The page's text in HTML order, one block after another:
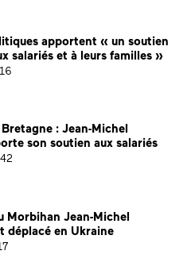
apportent « un soutien
salariés et à leurs familles »
: Jean-Michel
son soutien aux salariés
Morbihan Jean-Michel
déplacé en Ukraine